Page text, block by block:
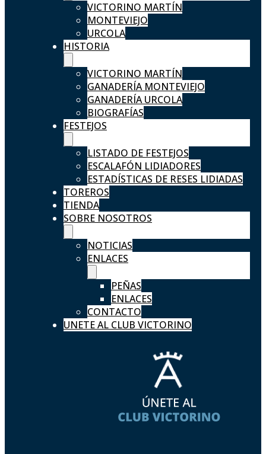
VICTORINO MARTÍN
MONTEVIEJO
URCOLA
HISTORIA
VICTORINO MARTÍN
GANADERÍA MONTEVIEJO
GANADERÍA URCOLA
BIOGRAFÍAS
FESTEJOS
LISTADO DE FESTEJOS
ESCALAFÓN LIDIADORES
ESTADÍSTICAS DE RESES LIDIADAS
TOREROS
TIENDA
SOBRE NOSOTROS
NOTICIAS
ENLACES
PEÑAS
ENLACES
CONTACTO
UNETE AL CLUB VICTORINO